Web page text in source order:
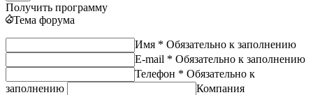
Получить программу
Тема форума
Имя * Обязательно к заполнению
E-mail * Обязательно к заполнению
Телефон * Обязательно к
заполнению
Компания